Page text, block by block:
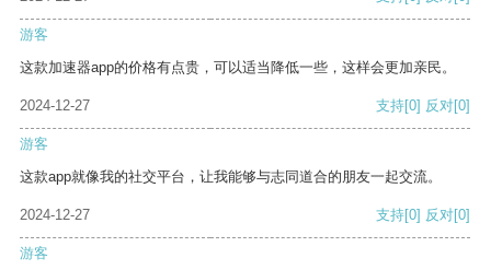
游客
这款加速器app的价格有点贵，可以适当降低一些，这样会更加亲民。
2024-12-27 支持[0] 反对[0]
游客
这款app就像我的社交平台，让我能够与志同道合的朋友一起交流。
2024-12-27 支持[0] 反对[0]
游客